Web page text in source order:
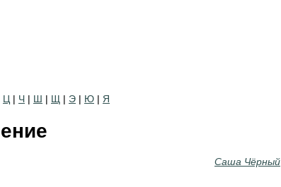
Ц | Ч | Ш | Щ | Э | Ю | Я
Саша Чёрный